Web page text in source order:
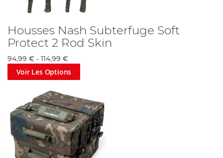
Housses Nash Subterfuge Soft
Protect 2 Rod Skin
94,99 € - 114,99 €
Voir Les Options